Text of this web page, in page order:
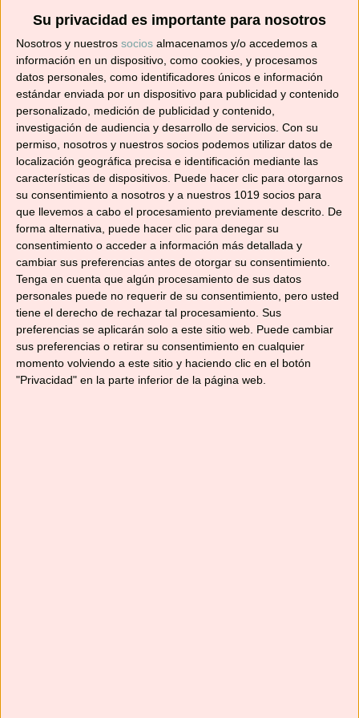
Su privacidad es importante para nosotros
Nosotros y nuestros socios almacenamos y/o accedemos a
información en un dispositivo, como cookies, y procesamos
datos personales, como identificadores únicos e información
estándar enviada por un dispositivo para publicidad y contenido
personalizado, medición de publicidad y contenido,
investigación de audiencia y desarrollo de servicios. Con su
permiso, nosotros y nuestros socios podemos utilizar datos de
localización geográfica precisa e identificación mediante las
características de dispositivos. Puede hacer clic para otorgarnos
su consentimiento a nosotros y a nuestros 1019 socios para
que llevemos a cabo el procesamiento previamente descrito. De
forma alternativa, puede hacer clic para denegar su
consentimiento o acceder a información más detallada y
cambiar sus preferencias antes de otorgar su consentimiento.
Tenga en cuenta que algún procesamiento de sus datos
personales puede no requerir de su consentimiento, pero usted
tiene el derecho de rechazar tal procesamiento. Sus
preferencias se aplicarán solo a este sitio web. Puede cambiar
sus preferencias o retirar su consentimiento en cualquier
momento volviendo a este sitio y haciendo clic en el botón
"Privacidad" en la parte inferior de la página web.
Suscríbete ahora para recibir todas las recetas
en tu correo.
¡No te pierdas ninguna! 👩‍🍳👨‍🍳
Dirección
de
correo
electrónico
Suscribir
YouTube